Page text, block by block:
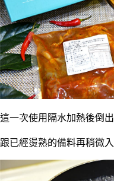
這一次使用隔水加熱後倒
跟已經燙熟的備料再稍微